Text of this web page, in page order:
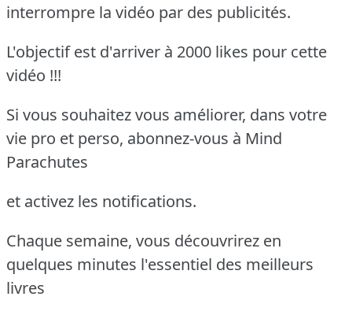
interrompre la vidéo par des publicités.
L'objectif est d'arriver à 2000 likes pour cette
vidéo !!!
Si vous souhaitez vous améliorer, dans votre
vie pro et perso, abonnez-vous à Mind
Parachutes
et activez les notifications.
Chaque semaine, vous découvrirez en
quelques minutes l'essentiel des meilleurs
livres